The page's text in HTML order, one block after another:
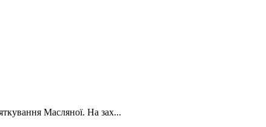
Масляної. На зах...